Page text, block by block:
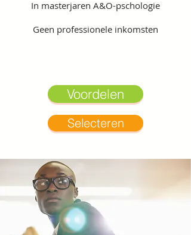
In masterjaren A&O-pschologie
Geen professionele inkomsten
Voordelen
Selecteren